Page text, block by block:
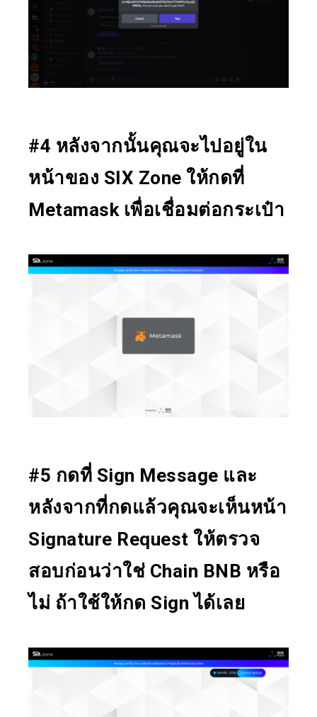
#4 หลังจากนั้นคุณจะไปอยู่ใน
หน้าของ SIX Zone ให้กดที่
Metamask เพื่อเชื่อมต่อกระเป๋า
#5 กดที่ Sign Message และ
หลังจากที่กดแล้วคุณจะเห็นหน้า
Signature Request ให้ตรวจ
สอบก่อนว่าใช่ Chain BNB หรือ
ไม่ ถ้าใช้ให้กด Sign ได้เลย